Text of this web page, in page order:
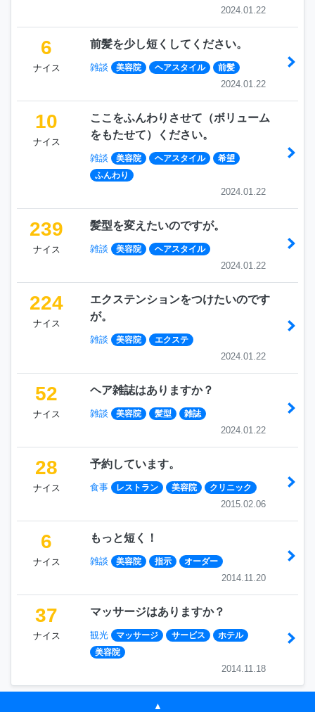
2024.01.22
6
ナイス
前髪を少し短くしてください。
雑談 美容院 ヘアスタイル 前髪
2024.01.22
10
ナイス
ここをふんわりさせて（ボリューム
をもたせて）ください。
雑談 美容院 ヘアスタイル
希望
ふんわり
2024.01.22
239
ナイス
髪型を変えたいのですが。
雑談 美容院 ヘアスタイル
2024.01.22
224
ナイス
エクステンションをつけたいのです
が。
雑談 美容院 エクステ
2024.01.22
52
ナイス
ヘア雑誌はありますか？
雑談 美容院 髪型 雑誌
2024.01.22
28
ナイス
予約しています。
食事 レストラン 美容院 クリニック
2015.02.06
6
ナイス
もっと短く！
雑談 美容院 指示 オーダー
2014.11.20
37
ナイス
マッサージはありますか？
観光 マッサージ サービス
ホテル
美容院
2014.11.18
▲